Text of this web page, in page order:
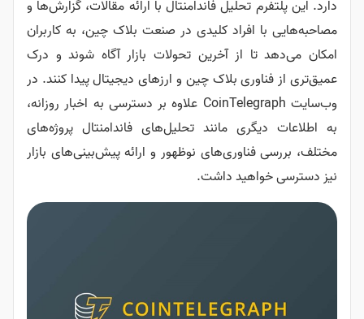
تحلیل فاندامنتال با ارائه مقالات، گزارش‌ها و
کلیدی در صنعت بلاک چین، به کاربران
از آخرین تحولات بازار آگاه شوند و درک
بلاک چین و ارزهای دیجیتال پیدا کنند. در
وب‌سایت CoinTelegraph علاوه بر دسترسی به اخبار روزانه،
مانند تحلیل‌های فاندامنتال پروژه‌های
نوظهور و ارائه پیش‌بینی‌های بازار
داشت.